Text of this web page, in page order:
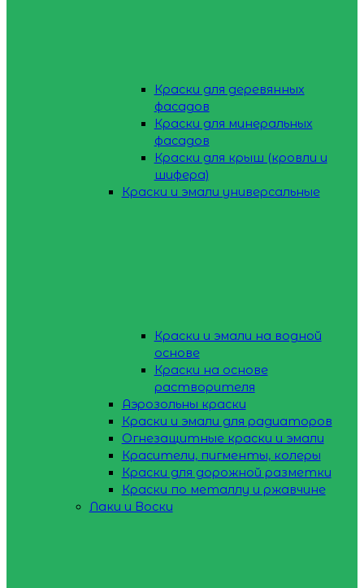
Краски для деревянных
фасадов
Краски для минеральных
фасадов
Краски для крыш (кровли и
шифера)
Краски и эмали универсальные
Краски и эмали на водной
основе
Краски на основе
растворителя
Аэрозольны краски
Краски и эмали для радиаторов
Огнезащитные краски и эмали
Красители, пигменты, колеры
Краски для дорожной разметки
Краски по металлу и ржавчине
Лаки и Воски